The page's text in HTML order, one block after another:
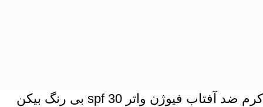
کرم ضد آفتاب فیوژن واتر spf 30 بی رنگ بیکن